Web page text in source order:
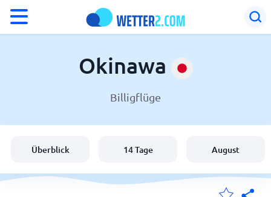
Schweiz
Okinawa
Billigflüge
Überblick 14 Tage August